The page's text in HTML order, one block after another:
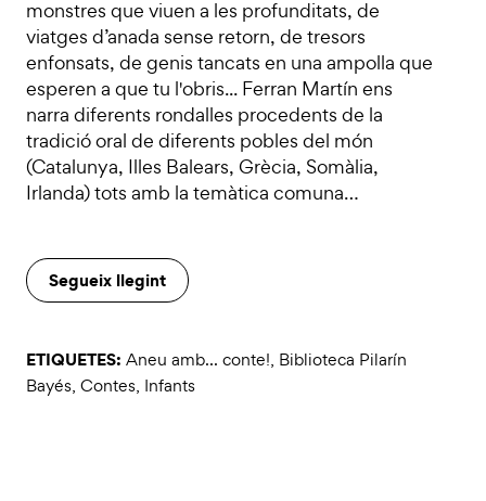
monstres que viuen a les profunditats, de
viatges d’anada sense retorn, de tresors
enfonsats, de genis tancats en una ampolla que
esperen a que tu l'obris... Ferran Martín ens
narra diferents rondalles procedents de la
tradició oral de diferents pobles del món
(Catalunya, Illes Balears, Grècia, Somàlia,
Irlanda) tots amb la temàtica comuna…
Segueix llegint
ETIQUETES: Aneu amb... conte!, Biblioteca Pilarín
Bayés, Contes, Infants